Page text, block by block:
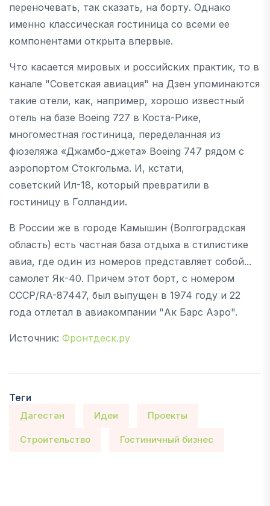
переночевать, так сказать, на борту. Однако
именно классическая гостиница со всеми ее
компонентами открыта впервые.
Что касается мировых и российских практик, то в
канале "Советская авиация" на Дзен упоминаются
такие отели, как, например, хорошо известный
отель на базе Boeing 727 в Коста-Рике,
многоместная гостиница, переделанная из
фюзеляжа «Джамбо-джета» Boeing 747 рядом с
аэропортом Стокгольма. И, кстати,
советский Ил-18, который превратили в
гостиницу в Голландии.
В России же в городе Камышин (Волгоградская
область) есть частная база отдыха в стилистике
авиа, где один из номеров представляет собой...
самолет Як-40. Причем этот борт, с номером
СССР/RA-87447, был выпущен в 1974 году и 22
года отлетал в авиакомпании "Ак Барс Аэро".
Источник: Фронтдеск.ру
Теги
Дагестан Идеи Проекты
Строительство Гостиничный бизнес